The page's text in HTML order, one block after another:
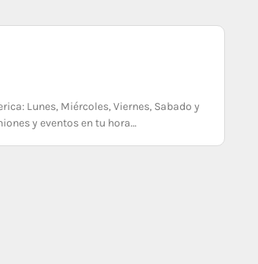
Lunes, Miércoles, Viernes, Sabado y
y eventos en tu hora…